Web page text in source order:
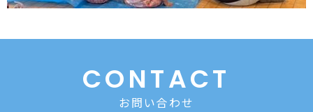
CONTACT
お問い合わせ